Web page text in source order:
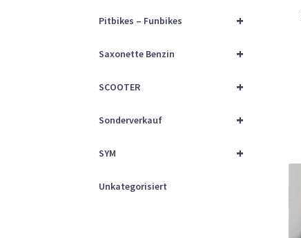
+
Pitbikes – Funbikes
+
Saxonette Benzin
+
SCOOTER
+
Sonderverkauf
+
SYM
Unkategorisiert